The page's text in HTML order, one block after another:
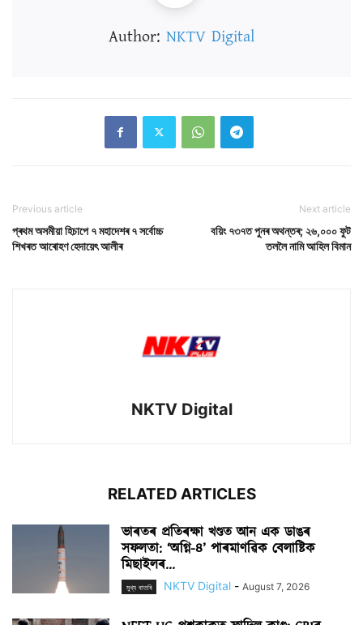
Author: NKTV Digital
Previous article
প্ৰথম অসমীয়া হিচাপে ৭ মহাদেশৰ ৭ সৰ্বোচ্চ
শিখৰত আৰোহণ হেদায়েৎ আলীৰ
Next article
বয়িং ৭৩৭ত পুনৰ অথন্তৰ; ২৬,০০০ ফুট
তললৈ নামি আহিল বিমান
NKTV Digital
RELATED ARTICLES
ভাৰতৰ প্ৰতিৰক্ষা খণ্ডত আন এক ডাঙৰ
সফলতা: ‘অগ্নি-৪’ পাৰমাণৱিক বেলাষ্টিক
মিছাইলৰ...
মুখ্য বাতৰি NKTV Digital - August 7, 2026